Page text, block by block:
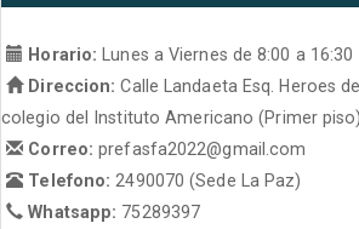
Horario:
Lunes a Viernes de 8:00 a 16:30
Direccion: Calle Landaeta Esq. Heroes
colegio del Instituto Americano (Primer piso)
Correo:prefasfa2022@gmail.com
Telefono: 2490070 (Sede La Paz)
Whatsapp: 75289397